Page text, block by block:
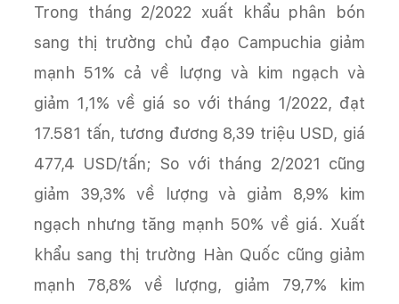
Trong tháng 2/2022 xuất khẩu phân bón
sang thị trường chủ đạo Campuchia giảm
mạnh 51% cả về lượng và kim ngạch và
giảm 1,1% về giá so với tháng 1/2022, đạt
17.581 tấn, tương đương 8,39 triệu USD, giá
477,4 USD/tấn; So với tháng 2/2021 cũng
giảm 39,3% về lượng và giảm 8,9% kim
ngạch nhưng tăng mạnh 50% về giá. Xuất
khẩu sang thị trường Hàn Quốc cũng giảm
mạnh 78,8% về lượng, giảm 79,7% kim